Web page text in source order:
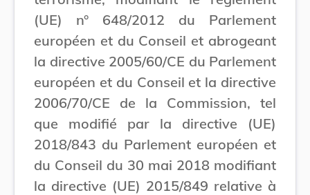
(UE) n° 648/2012 du Parlement
européen et du Conseil et abrogeant
la directive 2005/60/CE du Parlement
européen et du Conseil et la directive
2006/70/CE de la Commission, tel
que modifié par la directive (UE)
2018/843 du Parlement européen et
du Conseil du 30 mai 2018 modifiant
la directive (UE) 2015/849 relative à